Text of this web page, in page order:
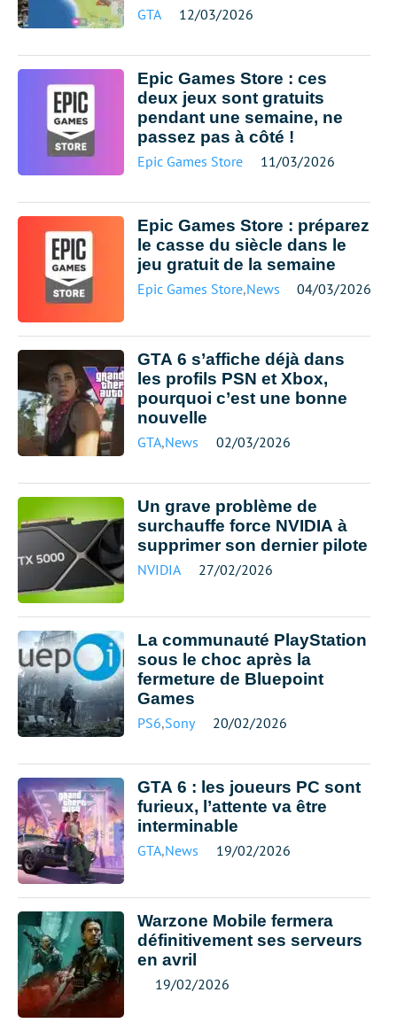
GTA 12/03/2026
Epic Games Store : ces
deux jeux sont gratuits
pendant une semaine, ne
passez pas à côté !
Epic Games Store 11/03/2026
Epic Games Store : préparez
le casse du siècle dans le
jeu gratuit de la semaine
Epic Games Store,News 04/03/2026
GTA 6 s’affiche déjà dans
les profils PSN et Xbox,
pourquoi c’est une bonne
nouvelle
GTA,News 02/03/2026
Un grave problème de
surchauffe force NVIDIA à
supprimer son dernier pilote
NVIDIA 27/02/2026
La communauté PlayStation
sous le choc après la
fermeture de Bluepoint
Games
PS6,Sony 20/02/2026
GTA 6 : les joueurs PC sont
furieux, l’attente va être
interminable
GTA,News 19/02/2026
Warzone Mobile fermera
définitivement ses serveurs
en avril
19/02/2026